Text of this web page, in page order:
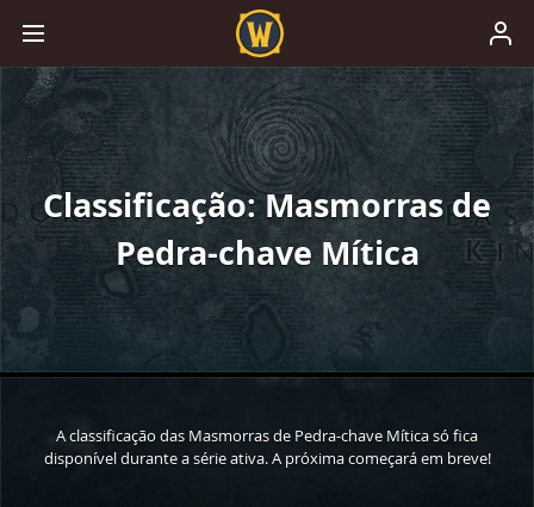
Classificação: Masmorras de
Pedra-chave Mítica
A classificação das Masmorras de Pedra-chave Mítica só fica
disponível durante a série ativa. A próxima começará em breve!